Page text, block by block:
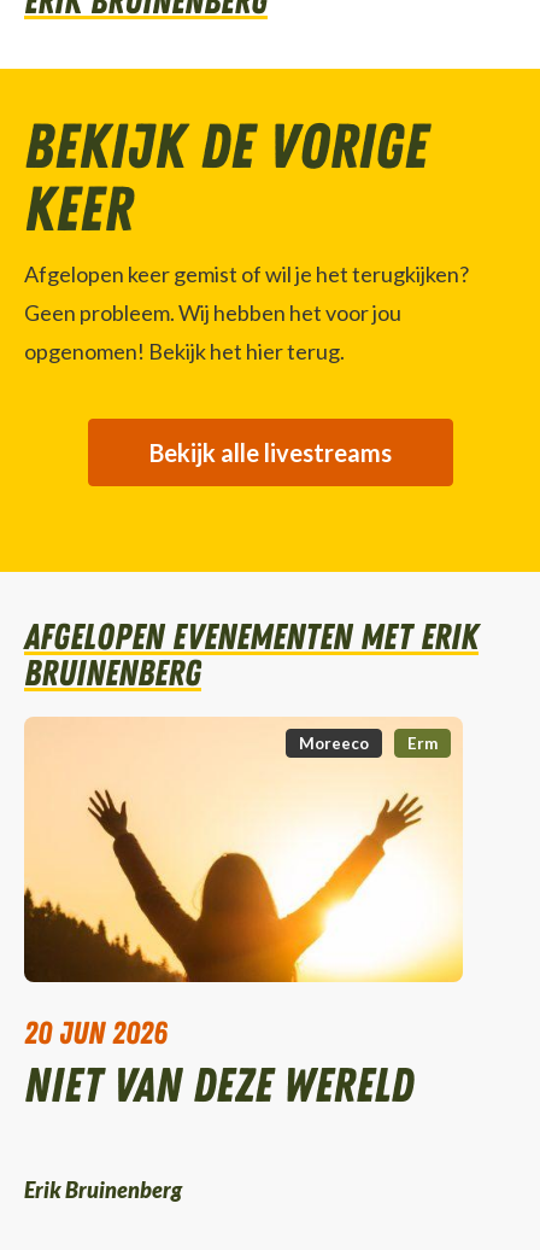
Bekijk de vorige
keer
Afgelopen keer gemist of wil je het terugkijken?
Geen probleem. Wij hebben het voor jou
opgenomen! Bekijk het hier terug.
Bekijk alle livestreams
Afgelopen evenementen met Erik
Bruinenberg
Moreeco Erm
20 jun 2026
Niet van deze wereld
Erik Bruinenberg